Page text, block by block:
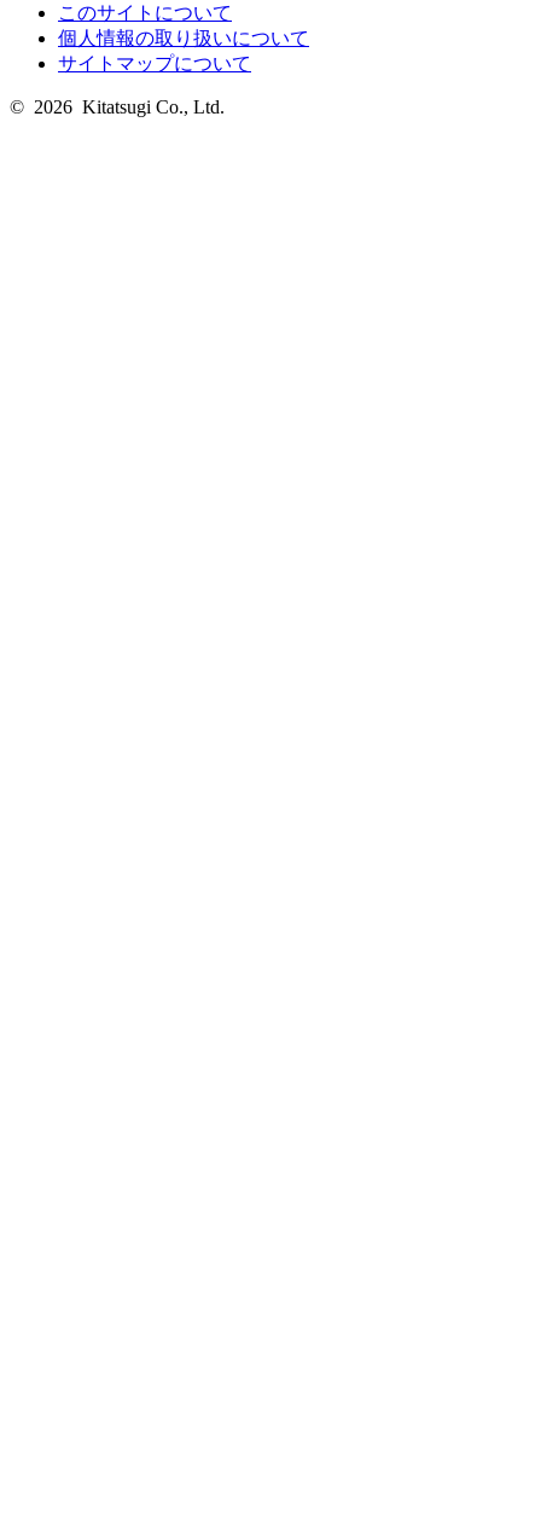
このサイトについて
個人情報の取り扱いについて
サイトマップについて
© 2026 Kitatsugi Co., Ltd.